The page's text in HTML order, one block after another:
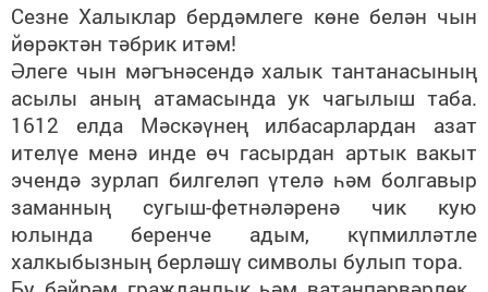
Сезне Халыклар бердәмлеге көне белән чын
йөрәктән тәбрик итәм!
Әлеге чын мәгънәсендә халык тантанасының
асылы аның атамасында ук чагылыш таба.
1612 елда Мәскәүнең илбасарлардан азат
ителүе менә инде өч гасырдан артык вакыт
эчендә зурлап билгеләп үтелә һәм болгавыр
заманның сугыш-фетнәләренә чик кую
юлында беренче адым, күпмилләтле
халкыбызның берләшү символы булып тора.